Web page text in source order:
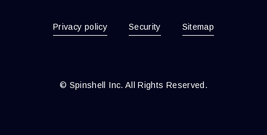
Privacy policy Security Sitemap
© Spinshell Inc. All Rights Reserved.